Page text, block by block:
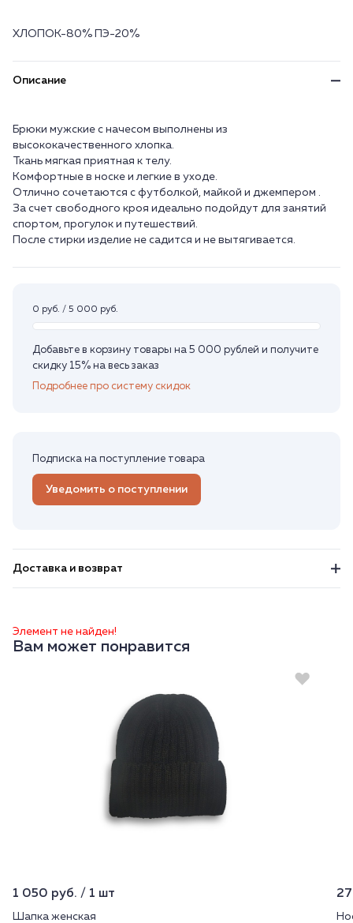
ХЛОПОК-80% ПЭ-20%
Описание
Брюки мужские с начесом выполнены из
высококачественного хлопка.
Ткань мягкая приятная к телу.
Комфортные в носке и легкие в уходе.
Отлично сочетаются с футболкой, майкой и джемпером .
За счет свободного кроя идеально подойдут для занятий
спортом, прогулок и путешествий.
После стирки изделие не садится и не вытягивается.
0 руб. / 5 000 руб.
Добавьте в корзину товары на 5 000 рублей и получите
скидку 15% на весь заказ
Подробнее про систему скидок
Подписка на поступление товара
Уведомить о поступлении
Доставка и возврат
Элемент не найден!
Вам может понравится
1 050 руб. / 1 шт
Шапка женская